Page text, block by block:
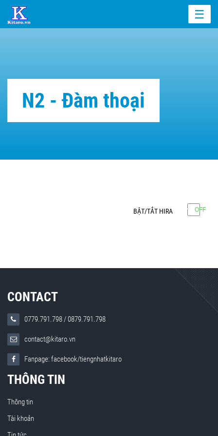
N2 - Đàm thoại
☰
BẬT/TẮT HIRA
CONTACT
0779.791.798/0879.791.798
contact@kitaro.vn
Fanpage: facebook/tiengnhatkitaro
THÔNG TIN
Thông tin
Tài khoản